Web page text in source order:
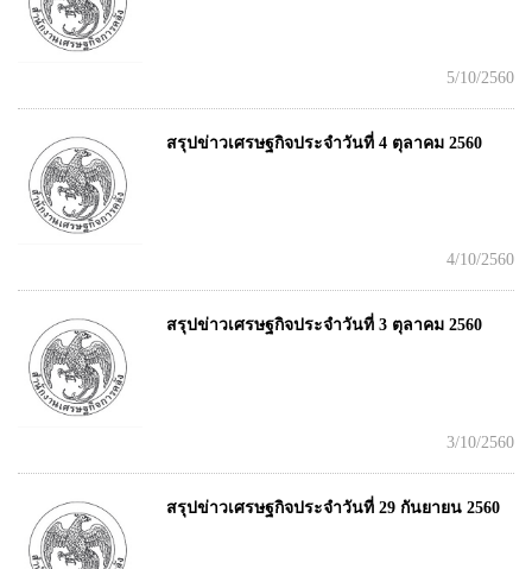
5/10/2560
สรุปข่าวเศรษฐกิจประจำวันที่ 4 ตุลาคม 2560
4/10/2560
สรุปข่าวเศรษฐกิจประจำวันที่ 3 ตุลาคม 2560
3/10/2560
สรุปข่าวเศรษฐกิจประจำวันที่ 29 กันยายน 2560